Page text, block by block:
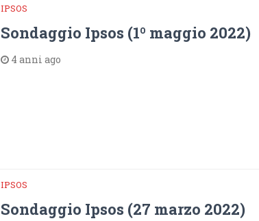
IPSOS
Sondaggio Ipsos (1º maggio 2022)
4 anni ago
IPSOS
Sondaggio Ipsos (27 marzo 2022)